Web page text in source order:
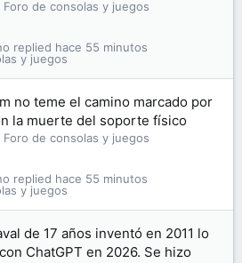
Foro de consolas y juegos
y juegos
hace 55 minutos
no teme el camino marcado por
la muerte del soporte físico
Foro de consolas y juegos
y juegos
hace 55 minutos
de 17 años inventó en 2011 lo
ChatGPT en 2026. Se hizo